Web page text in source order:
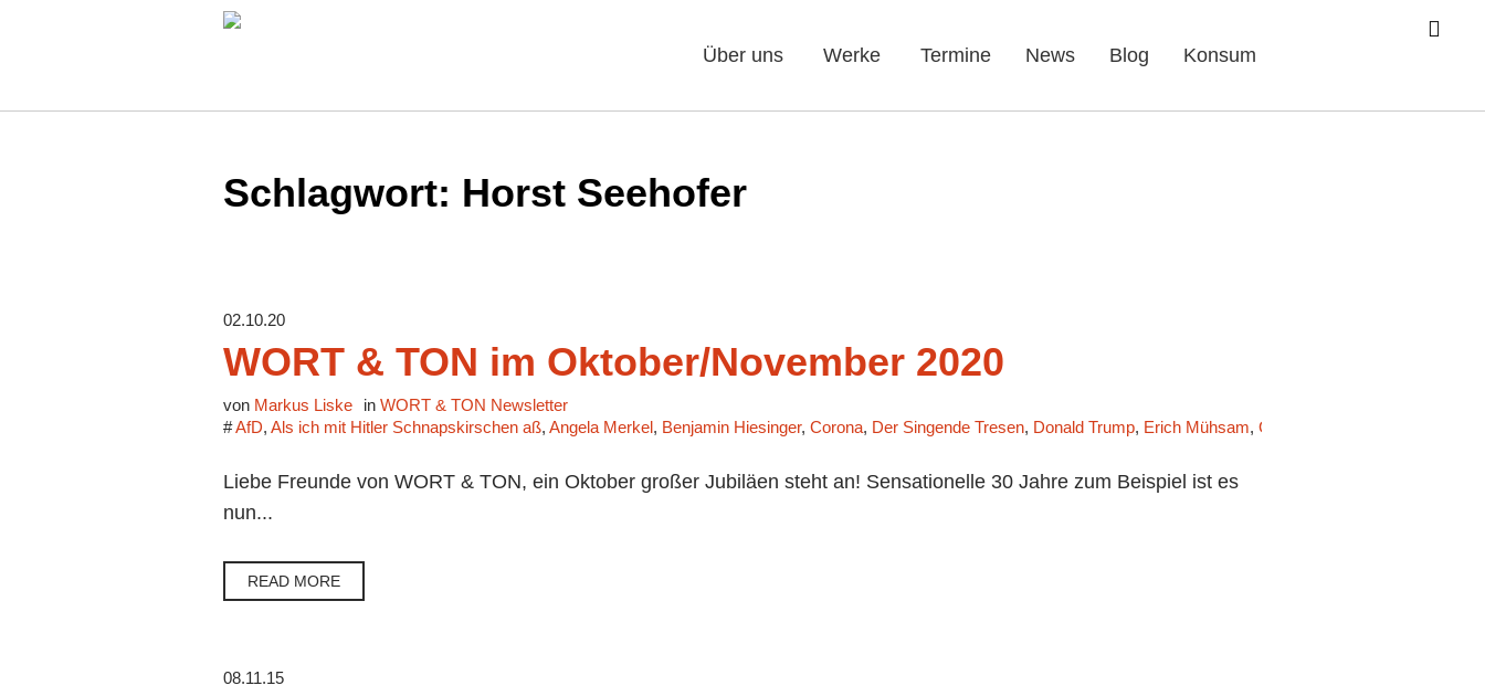
Über uns Werke Termine News Blog Konsum
Schlagwort: Horst Seehofer
02.10.20
WORT & TON im Oktober/November 2020
von Markus Liske in WORT & TON Newsletter
#AfD, Als ich mit Hitler Schnapskirschen aß, Angela Merkel, Benjamin Hiesinger, Corona, Der Singende Tresen, Donald Trump, Erich Mühsam, Günther Krause
Liebe Freunde von WORT & TON, ein Oktober großer Jubiläen steht an! Sensationelle 30 Jahre zum Beispiel ist es
nun...
READ MORE
08.11.15